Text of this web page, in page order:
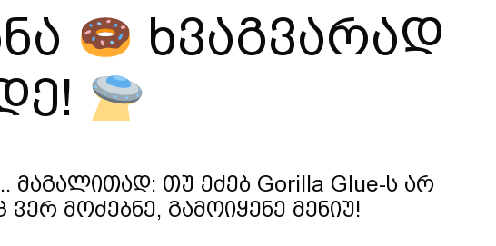
ხვაგვარად
მაგალითად: თუ ეძებ Gorilla Glue-ს არ
ვერ მოძებნე, გამოიყენე მენიუ!